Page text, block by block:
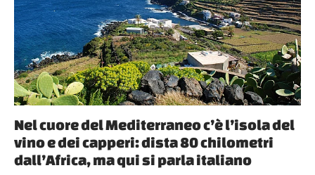
Nel cuore del Mediterraneo c’è l’isola del
vino e dei capperi: dista 80 chilometri
dall’Africa, ma qui si parla italiano